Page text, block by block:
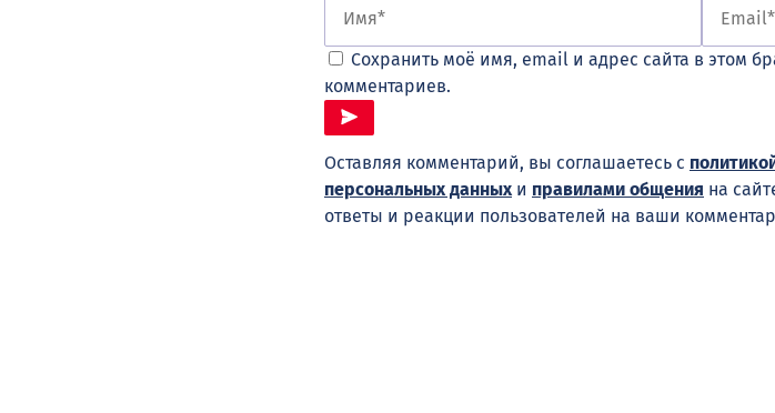
Сохранить моё имя, email и адрес сайта в этом
комментариев.
Оставляя комментарий, вы соглашаетесь с
персональных данных и правилами общения на
ответы и реакции пользователей на ваши